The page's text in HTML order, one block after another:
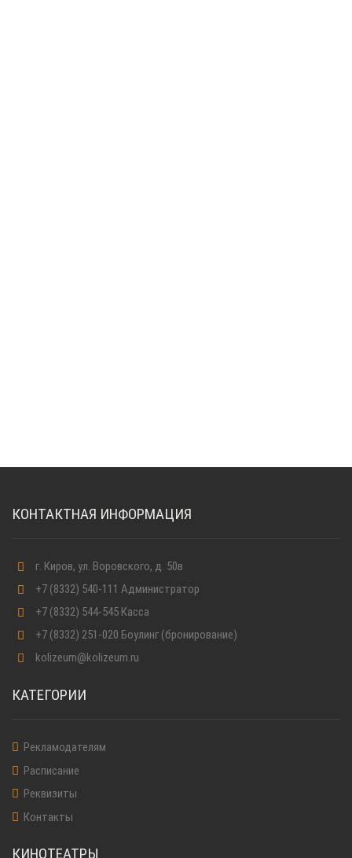
КОНТАКТНАЯ ИНФОРМАЦИЯ
г. Киров, ул. Воровского, д. 50в
+7 (8332) 540-111 Администратор
+7 (8332) 544-545 Касса
+7 (8332) 251-020 Боулинг (бронирование)
kolizeum@kolizeum.ru
КАТЕГОРИИ
Рекламодателям
Расписание
Реквизиты
Контакты
КИНОТЕАТРЫ